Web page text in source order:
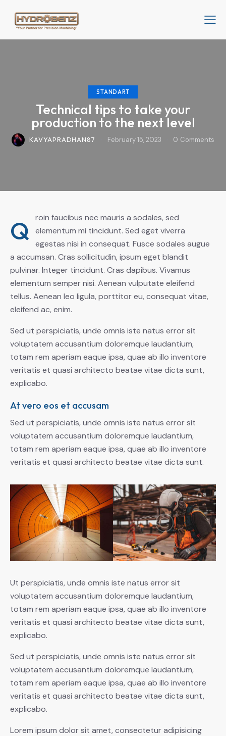
STANDART
Technical tips to take your
production to the next level
KAVYAPRADHAN87 February 15, 2023 0 Comments
Q
roin faucibus nec mauris a sodales, sed
elementum mi tincidunt. Sed eget viverra
egestas nisi in consequat. Fusce sodales augue
a accumsan. Cras sollicitudin, ipsum eget blandit
pulvinar. Integer tincidunt. Cras dapibus. Vivamus
elementum semper nisi. Aenean vulputate eleifend
tellus. Aenean leo ligula, porttitor eu, consequat vitae,
eleifend ac, enim.
Sed ut perspiciatis, unde omnis iste natus error sit
voluptatem accusantium doloremque laudantium,
totam rem aperiam eaque ipsa, quae ab illo inventore
veritatis et quasi architecto beatae vitae dicta sunt,
explicabo.
At vero eos et accusam
Sed ut perspiciatis, unde omnis iste natus error sit
voluptatem accusantium doloremque laudantium,
totam rem aperiam eaque ipsa, quae ab illo inventore
veritatis et quasi architecto beatae vitae dicta sunt.
Ut perspiciatis, unde omnis iste natus error sit
voluptatem accusantium doloremque laudantium,
totam rem aperiam eaque ipsa, quae ab illo inventore
veritatis et quasi architecto beatae vitae dicta sunt,
explicabo.
Sed ut perspiciatis, unde omnis iste natus error sit
voluptatem accusantium doloremque laudantium,
totam rem aperiam eaque ipsa, quae ab illo inventore
veritatis et quasi architecto beatae vitae dicta sunt,
explicabo.
Lorem ipsum dolor sit amet, consectetur adipisicing